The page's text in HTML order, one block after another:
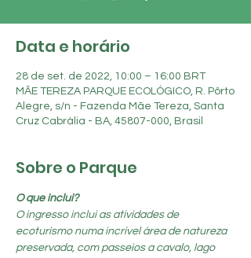
Data e horário
28 de set. de 2022, 10:00 – 16:00 BRT
MÃE TEREZA PARQUE ECOLÓGICO, R. Pôrto
Alegre, s/n - Fazenda Mãe Tereza, Santa
Cruz Cabrália - BA, 45807-000, Brasil
Sobre o Parque
O que inclui?
O ingresso inclui as atividades de
ecoturismo numa incrível área de natureza
preservada, com passeios a cavalo, lago